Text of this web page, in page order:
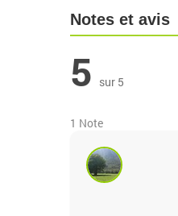
Notes et avis
5 sur 5
1 Note